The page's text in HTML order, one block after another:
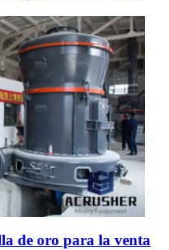
de oro para la venta